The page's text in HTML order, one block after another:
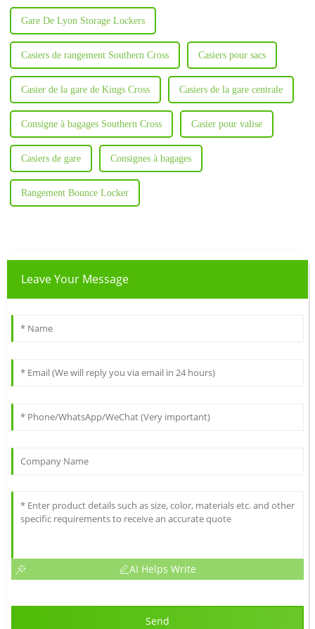
Gare De Lyon Storage Lockers
Casiers de rangement Southern Cross Casiers pour sacs
Casier de la gare de Kings Cross Casiers de la gare centrale
Consigne à bagages Southern Cross Casier pour valise
Casiers de gare Consignes à bagages
Rangement Bounce Locker
Leave Your Message
AI Helps Write
Send